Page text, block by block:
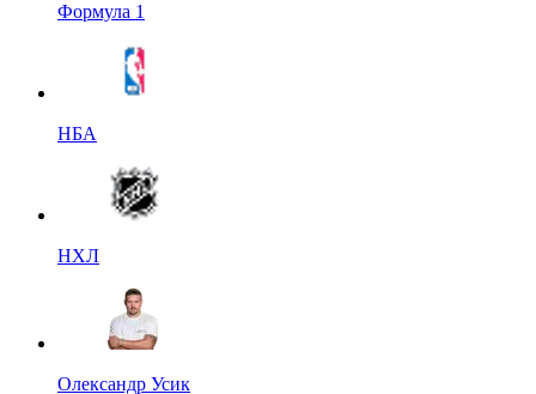
Формула 1
НБА
НХЛ
Олександр Усик